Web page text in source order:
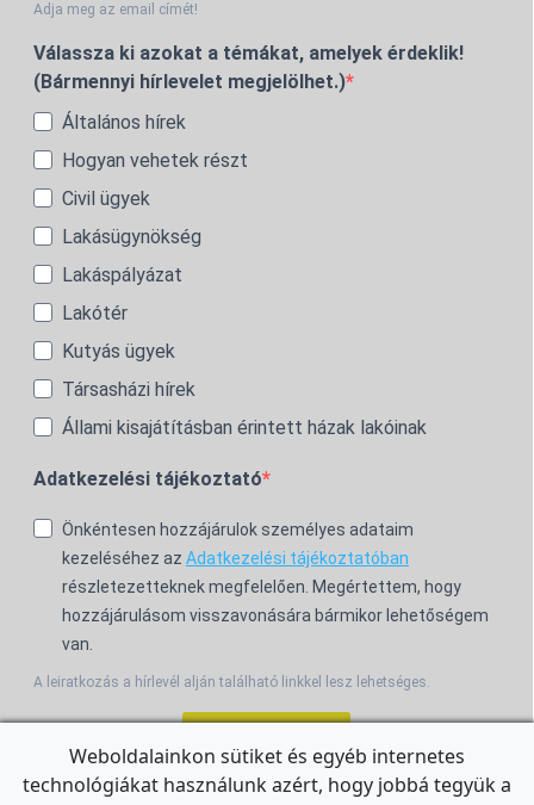
Adja meg az email címét!
Válassza ki azokat a témákat, amelyek érdeklik!
(Bármennyi hírlevelet megjelölhet.)
Általános hírek
Hogyan vehetek részt
Civil ügyek
Lakásügynökség
Lakáspályázat
Lakótér
Kutyás ügyek
Társasházi hírek
Állami kisajátításban érintett házak lakóinak
Adatkezelési tájékoztató
Önkéntesen hozzájárulok személyes adataim
kezeléséhez az Adatkezelési tájékoztatóban
részletezetteknek megfelelően. Megértettem, hogy
hozzájárulásom visszavonására bármikor lehetőségem
van.
A leiratkozás a hírlevél alján található linkkel lesz lehetséges.
For the English Newsletter, clickHERE.
Weboldalainkon sütiket és egyéb internetes
technológiákat használunk azért, hogy jobbá tegyük a